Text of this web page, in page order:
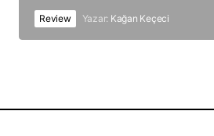
Review Yazar: Kağan Keçeci